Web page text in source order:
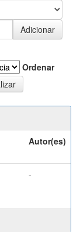
Ordenar
Autor(es)
-